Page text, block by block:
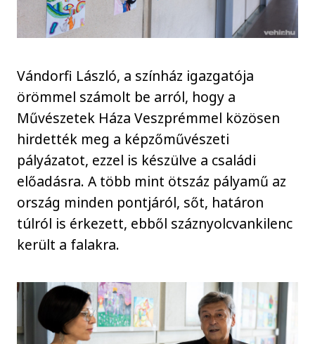
Vándorfi László, a színház igazgatója
örömmel számolt be arról, hogy a
Művészetek Háza Veszprémmel közösen
hirdették meg a képzőművészeti
pályázatot, ezzel is készülve a családi
előadásra. A több mint ötszáz pályamű az
ország minden pontjáról, sőt, határon
túlról is érkezett, ebből száznyolcvankilenc
került a falakra.